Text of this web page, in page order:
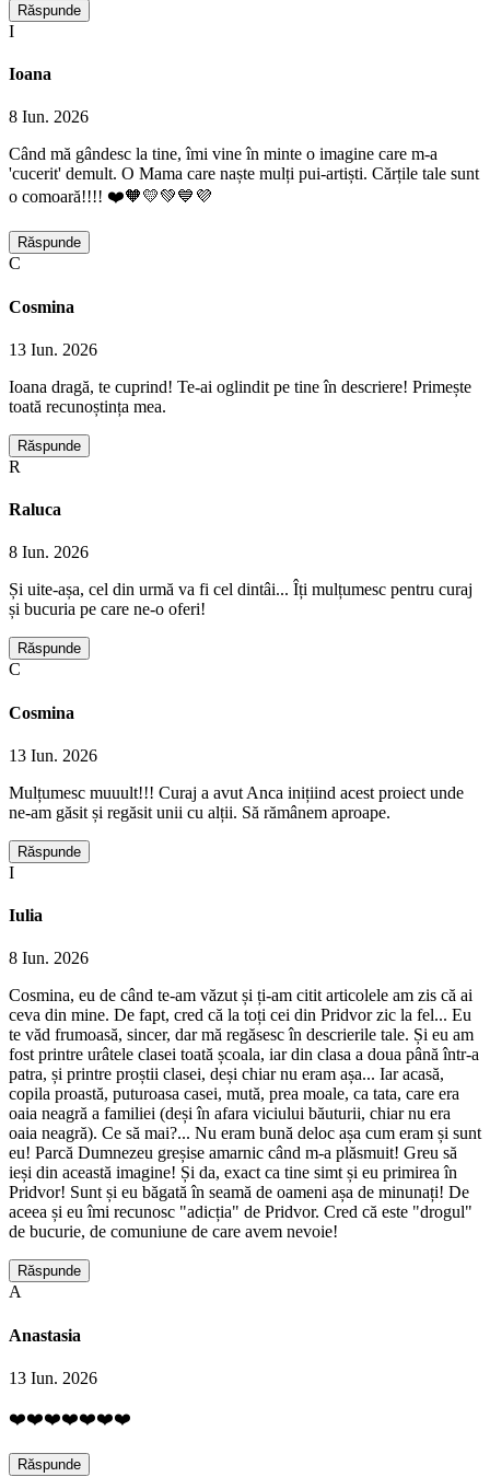
Răspunde
I
Ioana
8 Iun. 2026
Când mă gândesc la tine, îmi vine în minte o imagine care m-a
'cucerit' demult. O Mama care naște mulți pui-artiști. Cărțile tale sunt
o comoară!!!! ❤️🧡💛💚💙💜
Răspunde
C
Cosmina
13 Iun. 2026
Ioana dragă, te cuprind! Te-ai oglindit pe tine în descriere! Primește
toată recunoștința mea.
Răspunde
R
Raluca
8 Iun. 2026
Și uite-așa, cel din urmă va fi cel dintâi... Îți mulțumesc pentru curaj
și bucuria pe care ne-o oferi!
Răspunde
C
Cosmina
13 Iun. 2026
Mulțumesc muuult!!! Curaj a avut Anca inițiind acest proiect unde
ne-am găsit și regăsit unii cu alții. Să rămânem aproape.
Răspunde
I
Iulia
8 Iun. 2026
Cosmina, eu de când te-am văzut și ți-am citit articolele am zis că ai
ceva din mine. De fapt, cred că la toți cei din Pridvor zic la fel... Eu
te văd frumoasă, sincer, dar mă regăsesc în descrierile tale. Și eu am
fost printre urâtele clasei toată școala, iar din clasa a doua până într-a
patra, și printre proștii clasei, deși chiar nu eram așa... Iar acasă,
copila proastă, puturoasa casei, mută, prea moale, ca tata, care era
oaia neagră a familiei (deși în afara viciului băuturii, chiar nu era
oaia neagră). Ce să mai?... Nu eram bună deloc așa cum eram și sunt
eu! Parcă Dumnezeu greșise amarnic când m-a plăsmuit! Greu să
ieși din această imagine! Și da, exact ca tine simt și eu primirea în
Pridvor! Sunt și eu băgată în seamă de oameni așa de minunați! De
aceea și eu îmi recunosc "adicția" de Pridvor. Cred că este "drogul"
de bucurie, de comuniune de care avem nevoie!
Răspunde
A
Anastasia
13 Iun. 2026
❤️❤️❤️❤️❤️❤️❤️
Răspunde